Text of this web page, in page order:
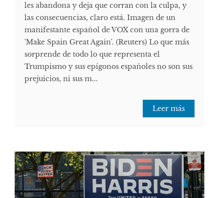
les abandona y deja que corran con la culpa, y
las consecuencias, claro está. Imagen de un
manifestante español de VOX con una gorra de
'Make Spain Great Again'. (Reuters) Lo que más
sorprende de todo lo que representa el
Trumpismo y sus epígonos españoles no son sus
prejuicios, ni sus m...
Leer más